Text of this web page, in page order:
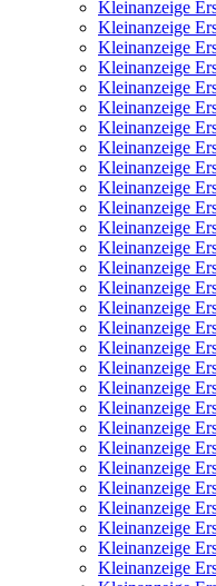
Kleinanzeige
Kleinanzeige
Kleinanzeige
Kleinanzeige
Kleinanzeige
Kleinanzeige
Kleinanzeige
Kleinanzeige
Kleinanzeige
Kleinanzeige
Kleinanzeige
Kleinanzeige
Kleinanzeige
Kleinanzeige
Kleinanzeige
Kleinanzeige
Kleinanzeige
Kleinanzeige
Kleinanzeige
Kleinanzeige
Kleinanzeige
Kleinanzeige
Kleinanzeige
Kleinanzeige
Kleinanzeige
Kleinanzeige
Kleinanzeige
Kleinanzeige
Kleinanzeige